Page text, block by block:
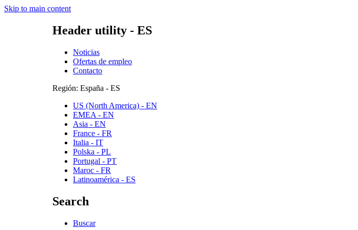
Skip to main content
Header utility - ES
Noticias
Ofertas de empleo
Contacto
Región: España - ES
US (North America) - EN
EMEA - EN
Asia - EN
France - FR
Italia - IT
Polska - PL
Portugal - PT
Maroc - FR
Latinoamérica - ES
Search
Buscar